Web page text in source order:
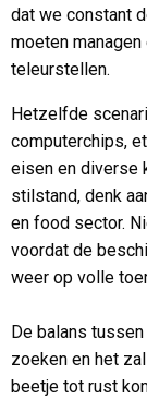
dat we constant
moeten
teleurstellen.
Hetzelfde
computerchips,
eisen en diverse
stilstand, denk
en food sector.
voordat de
weer op volle
De balans
zoeken en het
beetje tot rust